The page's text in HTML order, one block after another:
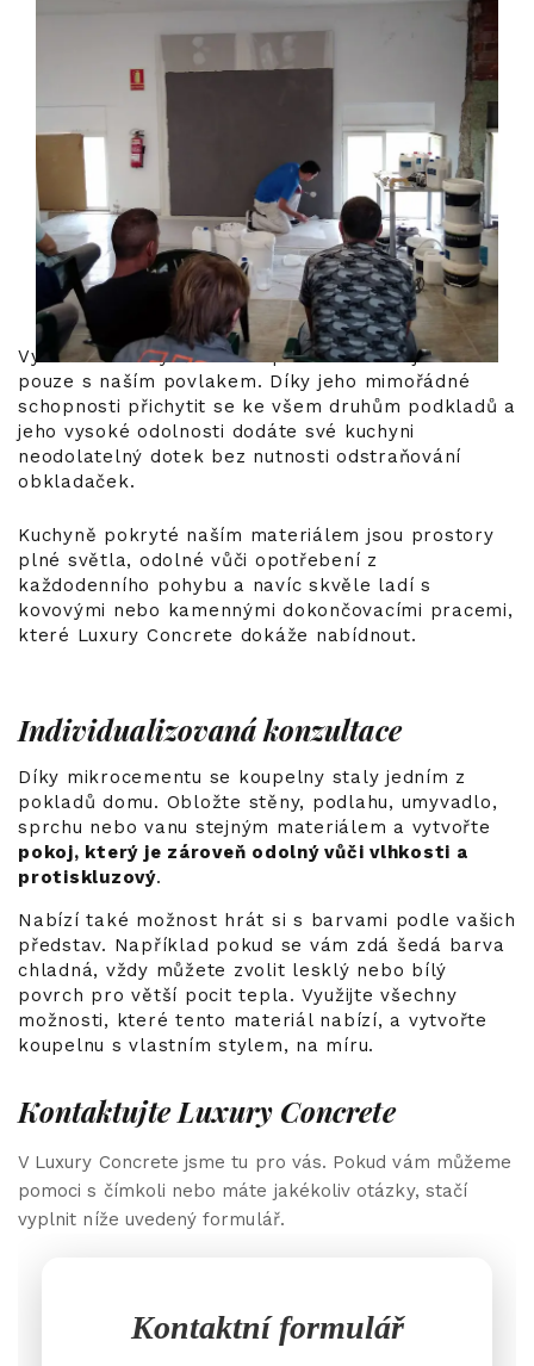
Vytvoření kuchyně odolné proti skvrnám je možné
pouze s naším povlakem. Díky jeho mimořádné
schopnosti přichytit se ke všem druhům podkladů a
jeho vysoké odolnosti dodáte své kuchyni
neodolatelný dotek bez nutnosti odstraňování
obkladaček.
Kuchyně pokryté naším materiálem jsou prostory
plné světla, odolné vůči opotřebení z
každodenního pohybu a navíc skvěle ladí s
kovovými nebo kamennými dokončovacími pracemi,
které Luxury Concrete dokáže nabídnout.
Individualizovaná konzultace
Díky mikrocementu se koupelny staly jedním z
pokladů domu. Obložte stěny, podlahu, umyvadlo,
sprchu nebo vanu stejným materiálem a vytvořte
pokoj, který je zároveň odolný vůči vlhkosti a
protiskluzový.
Nabízí také možnost hrát si s barvami podle vašich
představ. Například pokud se vám zdá šedá barva
chladná, vždy můžete zvolit lesklý nebo bílý
povrch pro větší pocit tepla. Využijte všechny
možnosti, které tento materiál nabízí, a vytvořte
koupelnu s vlastním stylem, na míru.
Kontaktujte Luxury Concrete
V Luxury Concrete jsme tu pro vás. Pokud vám můžeme
pomoci s čímkoli nebo máte jakékoliv otázky, stačí
vyplnit níže uvedený formulář.